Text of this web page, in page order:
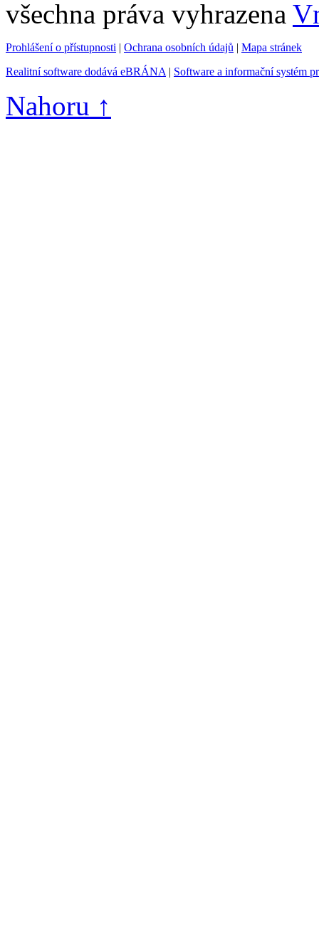
všechna práva vyhrazena
Prohlášení o přístupnosti | Ochrana osobních údajů | Mapa stránek
Realitní software dodává eBRÁNA | Software a informační systém
Nahoru ↑